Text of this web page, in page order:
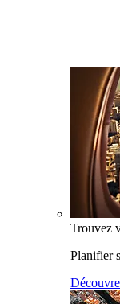
Trouvez
Planifier